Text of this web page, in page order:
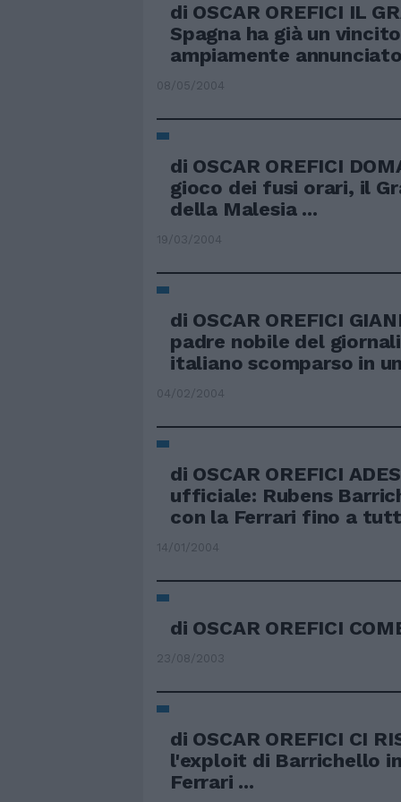
di OSCAR OREFICI IL
Spagna ha già un
ampiamente
08/05/2004
di OSCAR OREFICI
gioco dei fusi orari, il
della Malesia ...
19/03/2004
di OSCAR OREFICI
padre nobile del
italiano scomparso in
04/02/2004
di OSCAR OREFICI
ufficiale: Rubens
con la Ferrari fino a
14/01/2004
di OSCAR OREFICI
23/08/2003
di OSCAR OREFICI CI
l'exploit di Barrichello
Ferrari ...